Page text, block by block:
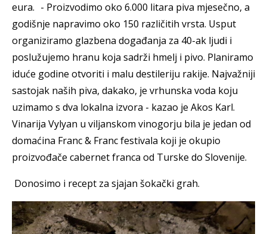
eura. - Proizvodimo oko 6.000 litara piva mjesečno, a
godišnje napravimo oko 150 različitih vrsta. Usput
organiziramo glazbena događanja za 40-ak ljudi i
poslužujemo hranu koja sadrži hmelj i pivo. Planiramo
iduće godine otvoriti i malu destileriju rakije. Najvažniji
sastojak naših piva, dakako, je vrhunska voda koju
uzimamo s dva lokalna izvora - kazao je Akos Karl.
Vinarija Vylyan u viljanskom vinogorju bila je jedan od
domaćina Franc & Franc festivala koji je okupio
proizvođače cabernet franca od Turske do Slovenije.
Donosimo i recept za sjajan šokački grah.